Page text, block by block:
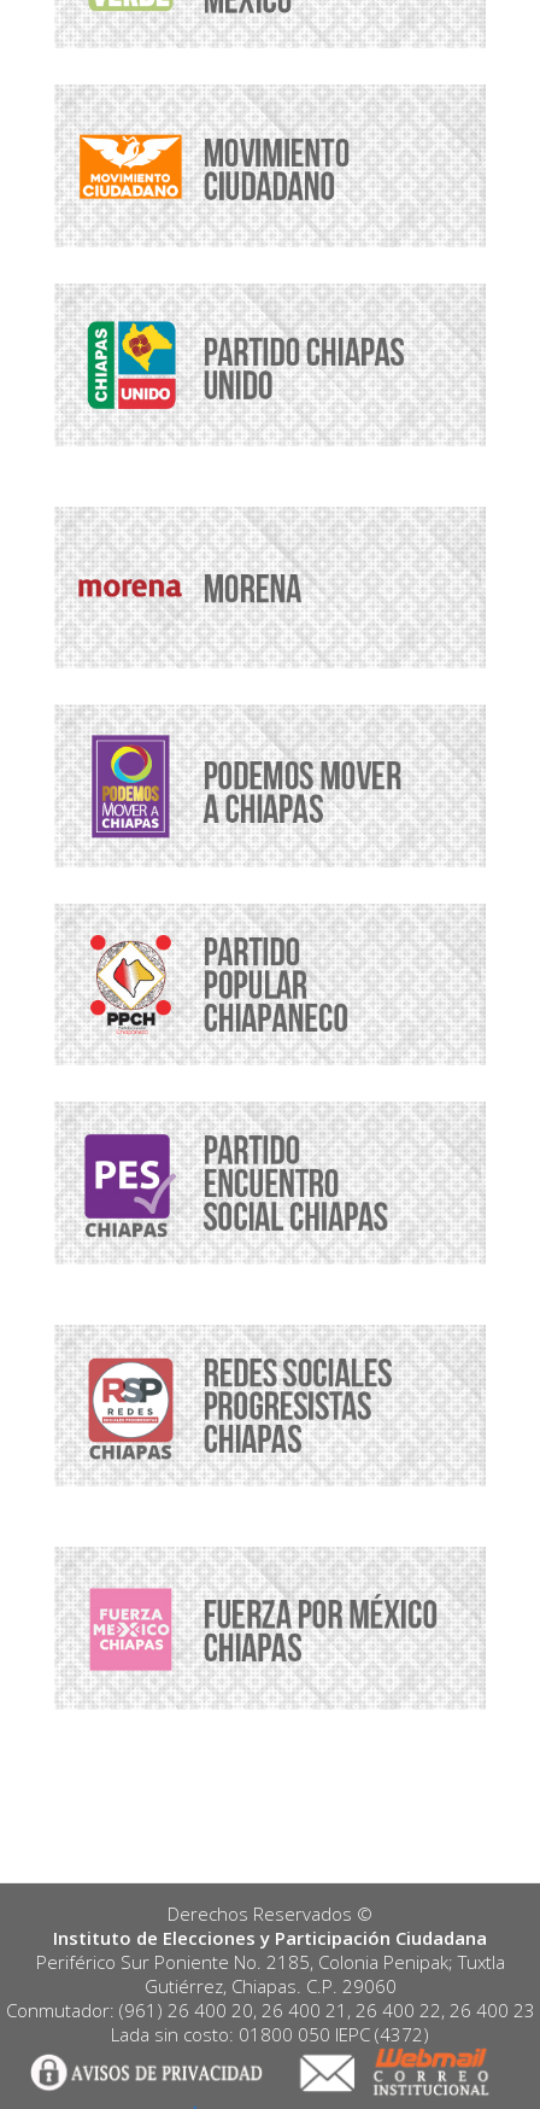
Derechos Reservados ©️
Instituto de Elecciones y Participación Ciudadana
Periférico Sur Poniente No. 2185, Colonia Penipak; Tuxtla
Gutiérrez, Chiapas. C.P. 29060
Conmutador: (961) 26 400 20, 26 400 21, 26 400 22, 26 400 23
Lada sin costo: 01800 050 IEPC (4372)